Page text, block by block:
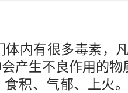
内有很多毒素，
产生不良作用的物
积、气郁、上火